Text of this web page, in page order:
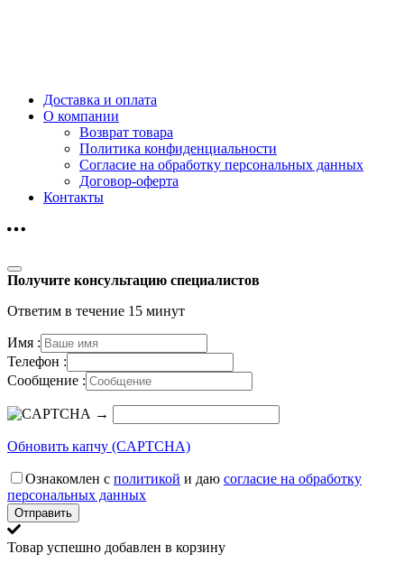
Доставка и оплата
О компании
Возврат товара
Политика конфиденциальности
Согласие на обработку персональных данных
Договор-оферта
Контакты
Получите консультацию специалистов
Ответим в течение 15 минут
Имя :
Телефон :
Сообщение :
→
Обновить капчу (CAPTCHA)
Ознакомлен с политикой и даю согласие на обработку
персональных данных
Товар успешно добавлен в корзину